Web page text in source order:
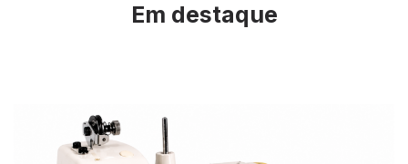
Em destaque